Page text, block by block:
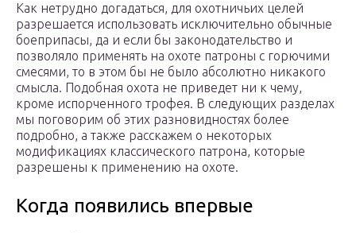
Как нетрудно догадаться, для охотничьих целей
разрешается использовать исключительно обычные
боеприпасы, да и если бы законодательство и
позволяло применять на охоте патроны с горючими
смесями, то в этом бы не было абсолютно никакого
смысла. Подобная охота не приведет ни к чему,
кроме испорченного трофея. В следующих разделах
мы поговорим об этих разновидностях более
подробно, а также расскажем о некоторых
модификациях классического патрона, которые
разрешены к применению на охоте.
Когда появились впервые